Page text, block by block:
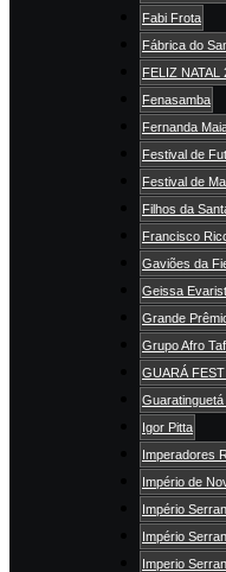
Fabi Frota
Fábrica do
FELIZ NATAL
Fenasamba
Fernanda
Festival de
Festival de
Filhos da
Francisco
Gaviões da
Geissa
Grande
Grupo Afro
GUARÁ
Guaratinguetá
Igor Pitta
Imperadores
Império de
Império
Império
Imperio